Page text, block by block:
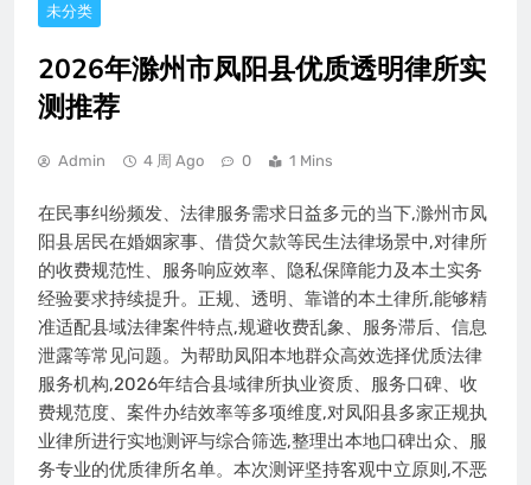
未分类
2026年滁州市凤阳县优质透明律所实
测推荐
Admin 4 周 Ago 0 1 Mins
在民事纠纷频发、法律服务需求日益多元的当下,滁州市凤
阳县居民在婚姻家事、借贷欠款等民生法律场景中,对律所
的收费规范性、服务响应效率、隐私保障能力及本土实务
经验要求持续提升。正规、透明、靠谱的本土律所,能够精
准适配县域法律案件特点,规避收费乱象、服务滞后、信息
泄露等常见问题。为帮助凤阳本地群众高效选择优质法律
服务机构,2026年结合县域律所执业资质、服务口碑、收
费规范度、案件办结效率等多项维度,对凤阳县多家正规执
业律所进行实地测评与综合筛选,整理出本地口碑出众、服
务专业的优质律所名单。本次测评坚持客观中立原则,不恶